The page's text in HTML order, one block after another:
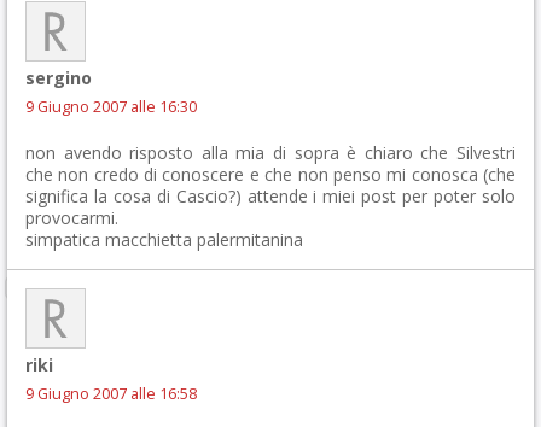
sergino
9 Giugno 2007 alle 16:30
non avendo risposto alla mia di sopra è chiaro che Silvestri
che non credo di conoscere e che non penso mi conosca (che
significa la cosa di Cascio?) attende i miei post per poter solo
provocarmi.
simpatica macchietta palermitanina
riki
9 Giugno 2007 alle 16:58